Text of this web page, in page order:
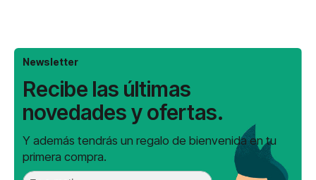
Newsletter
Recibe las últimas
novedades y ofertas.
Y además tendrás un regalo de bienvenida en tu
primera compra.